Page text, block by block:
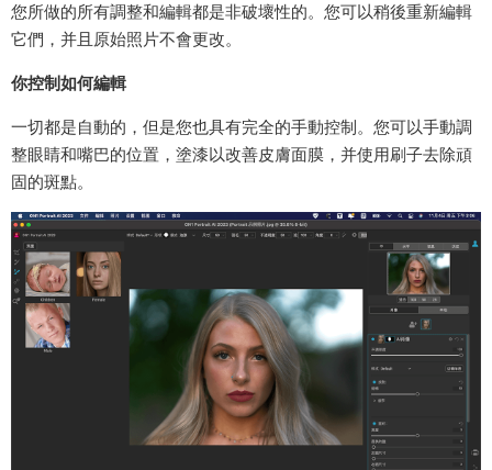
您所做的所有調整和編輯都是非破壞性的。您可以稍後重新編輯
它們，并且原始照片不會更改。
你控制如何編輯
一切都是自動的，但是您也具有完全的手動控制。您可以手動調
整眼睛和嘴巴的位置，塗漆以改善皮膚面膜，并使用刷子去除頑
固的斑點。